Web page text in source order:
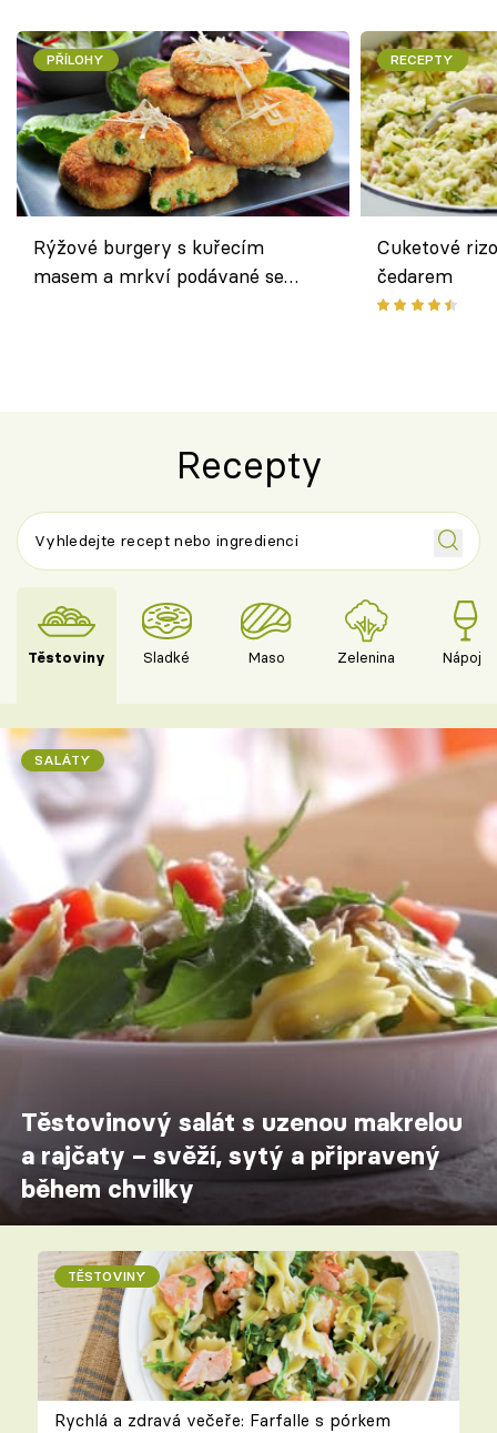
PŘÍLOHY
Rýžové burgery s kuřecím
masem a mrkví podávané se
RECEPTY
Cuketové
čedarem
Recepty
Těstoviny Sladké Maso Zelenina Nápoje
SALÁTY
Těstovinový salát s uzenou makrelou
a rajčaty – svěží, sytý a připravený
během chvilky
TĚSTOVINY
Rychlá a zdravá večeře: Farfalle s pórkem